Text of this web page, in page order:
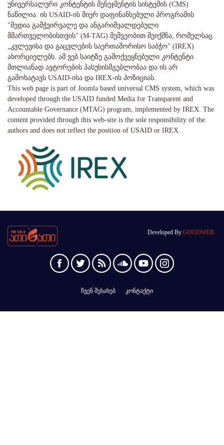
უნივერსალური კონტენტის მენეჯმენტის სისტემის (CMS)
ნაწილია. ის USAID-ის მიერ დაფინანსებული პროგრამის
"მედია გამჭვირვალე და ანგარიშვალდებული
მმართველობისთვის" (M-TAG) მეშვეობით შეიქმნა, რომელსაც
„კვლევისა და გაცვლების საერთაშორისო საბჭო" (IREX)
ახორციელებს. ამ ვებ საიტზე გამოქვეყნებული კონტენტი
მთლიანად ავტორების პასუხისმგებლობაა და ის არ
გამოხატავს USAID-ისა და IREX-ის პოზიციას.
This web page is part of Joomla based universal CMS system, which was
developed through the USAID funded Media for Transparent and
Accountable Governance (MTAG) program, implemented by IREX. The
content provided through this web-site is the sole responsibility of the
authors and does not reflect the position of USAID or IREX.
Developed By GOODWEB
ჩვენ შესახებ კონტაქტი